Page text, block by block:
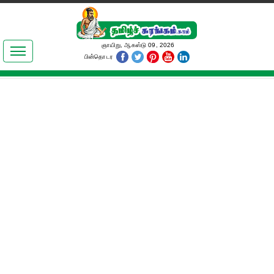
இலக்கியங்கள்
தமிழ் உலகம்
ஞாயிறு, ஆகஸ்டு 09, 2026
பின்தொடர